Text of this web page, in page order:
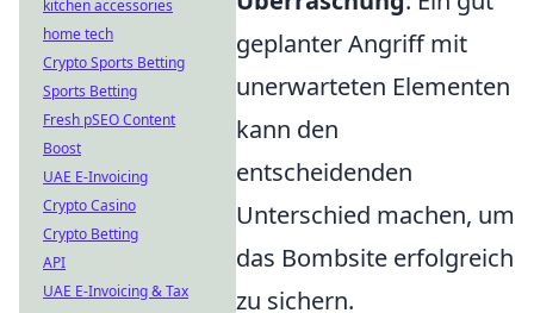
geplanter Angriff mit
unerwarteten Elementen
kann den
entscheidenden
Unterschied machen, um
das Bombsite erfolgreich
zu sichern.
kitchen accessories
home tech
Crypto Sports Betting
Sports Betting
Fresh pSEO Content
Boost
UAE E-Invoicing
Crypto Casino
Crypto Betting
API
UAE E-Invoicing & Tax